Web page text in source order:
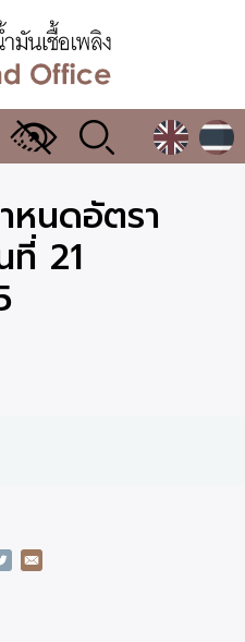
เมนู
เปลี่ยน
แสดง
ผลหนดอัตรา
ที่ 21